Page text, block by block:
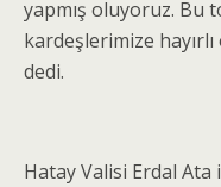
yapmış oluyoruz. Bu
kardeşlerimize hayırlı
dedi.
Hatay Valisi Erdal Ata